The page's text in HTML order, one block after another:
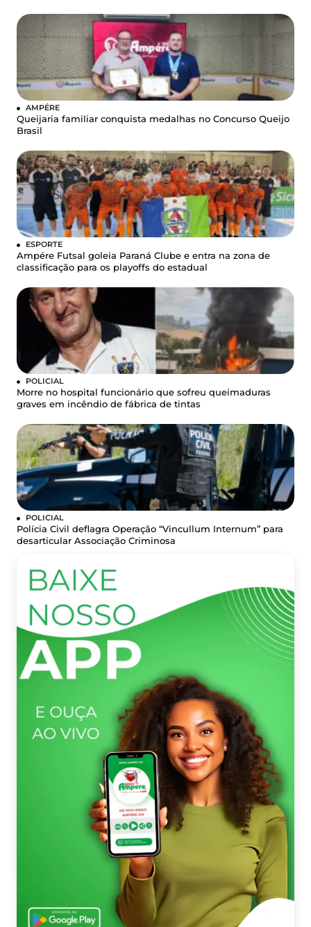
AMPÉRE
Queijaria familiar conquista medalhas no Concurso Queijo
Brasil
ESPORTE
Ampére Futsal goleia Paraná Clube e entra na zona de
classificação para os playoffs do estadual
POLICIAL
Morre no hospital funcionário que sofreu queimaduras
graves em incêndio de fábrica de tintas
POLICIAL
Polícia Civil deflagra Operação “Vincullum Internum” para
desarticular Associação Criminosa